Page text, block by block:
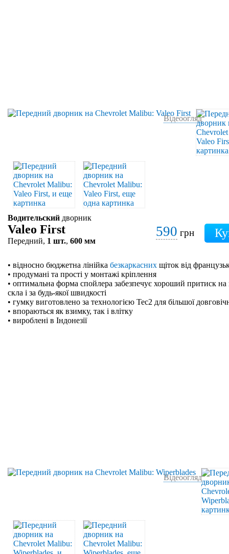
Відеоогляд
Водительский дворник
Valeo First
Передний, 1 шт., 600 мм
590 грн
• відносно бюджетна лінійка безкаркасних щіток від
• продумані та прості у монтажі кріплення
• оптимальна форма спойлера забезпечує хороший притиск на
скла і за будь-якої швидкості
• гумку виготовлено за технологією Tec2 для більшої
• впораються як взимку, так і влітку
• вироблені в Індонезії
Відеоогляд